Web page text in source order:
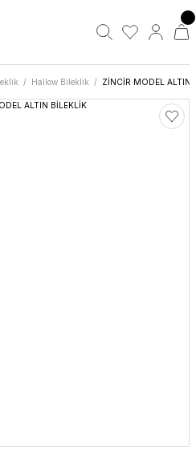
Hallow Bileklik ZİNCİR MODEL ALTIN